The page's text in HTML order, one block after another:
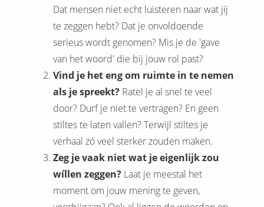
Dat mensen niet echt luisteren naar wat jij
te zeggen hebt? Dat je onvoldoende
serieus wordt genomen? Mis je de 'gave
van het woord' die bij jouw rol past?
Vind je het eng om ruimte in te nemen
als je spreekt? Ratel je al snel te veel
door? Durf je niet te vertragen? En geen
stiltes te laten vallen? Terwijl stiltes je
verhaal zó veel sterker zouden maken.
Zeg je vaak niet wat je eigenlijk zou
wíllen zeggen? Laat je meestal het
moment om jouw mening te geven,